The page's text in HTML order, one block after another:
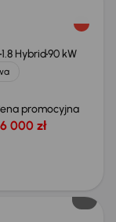
1.8 Hybrid90 kW
promocyjna
000 zł